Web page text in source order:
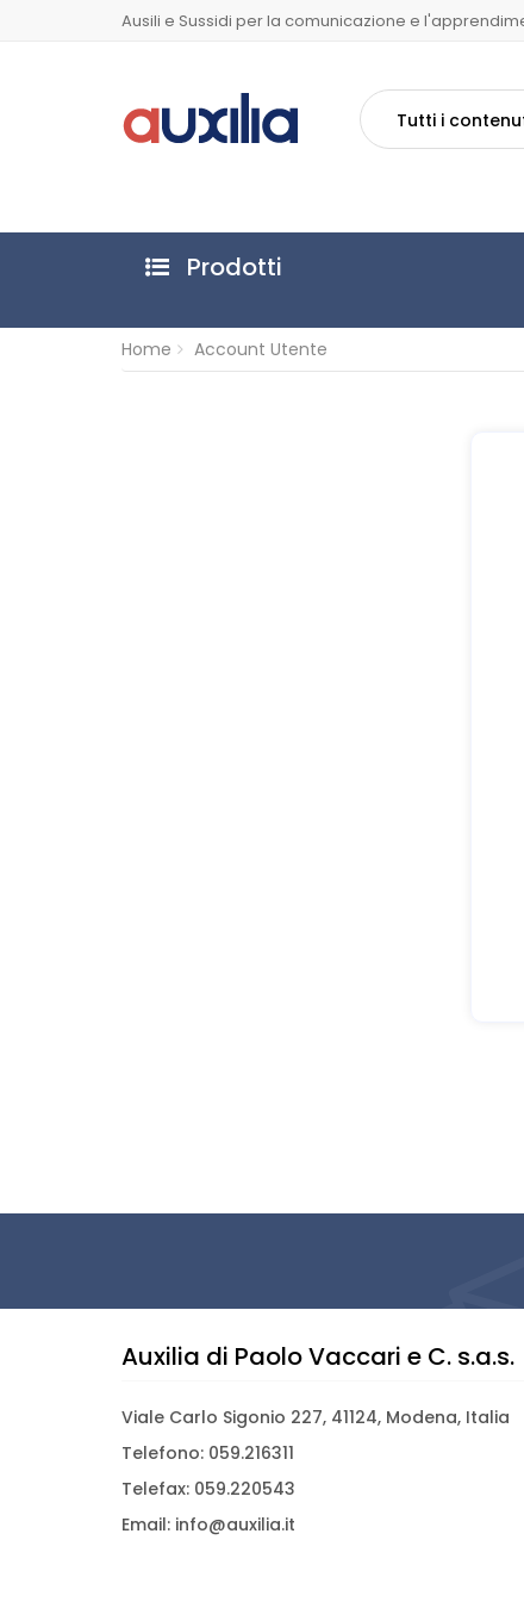
Ausili e Sussidi per la comunicazione e
Tutti i
Prodotti
Home Account Utente
Auxilia di Paolo Vaccari e C. s.a.s.
Viale Carlo Sigonio 227, 41124, Modena, Italia
Telefono: 059.216311
Telefax: 059.220543
Email: info@auxilia.it